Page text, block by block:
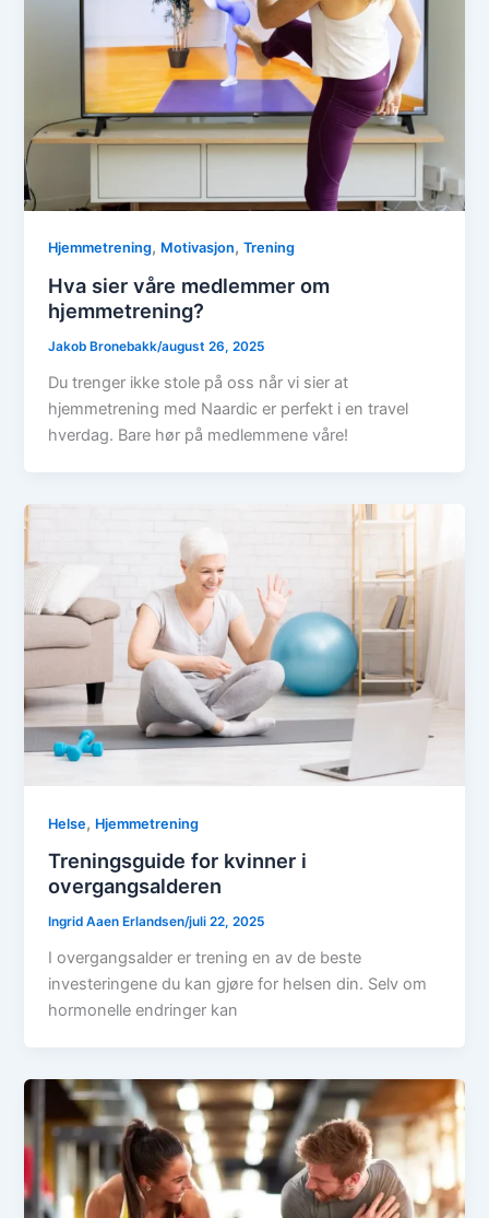
Hjemmetrening, Motivasjon,Trening
Hva sier våre medlemmer om
hjemmetrening?
Jakob Bronebakk/august 26, 2025
Du trenger ikke stole på oss når vi sier at
hjemmetrening med Naardic er perfekt i en travel
hverdag. Bare hør på medlemmene våre!
Helse, Hjemmetrening
Treningsguide for kvinner i
overgangsalderen
Ingrid Aaen Erlandsen/juli 22, 2025
I overgangsalder er trening en av de beste
investeringene du kan gjøre for helsen din. Selv om
hormonelle endringer kan